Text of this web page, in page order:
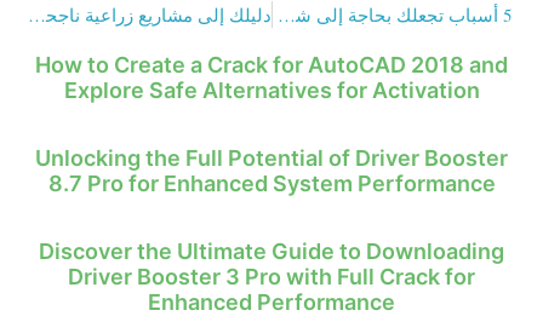
5 أسباب تجعلك بحاجة إلى شركة سيو دليلك إلى مشاريع زراعية ناجحة في 8 خطوات
How to Create a Crack for AutoCAD 2018 and
Explore Safe Alternatives for Activation
Unlocking the Full Potential of Driver Booster
8.7 Pro for Enhanced System Performance
Discover the Ultimate Guide to Downloading
Driver Booster 3 Pro with Full Crack for
Enhanced Performance